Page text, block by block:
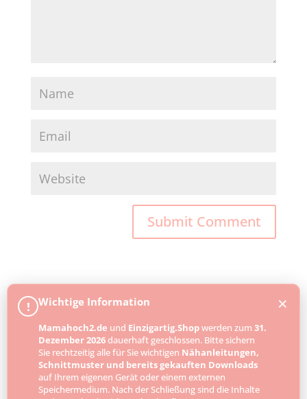
! Wichtige Information
Mamahoch2.de und Einzigartig.Shopwerden zum 31.
Dezember 2026dauerhaft geschlossen. Bitte sichern
Sie rechtzeitig alle für Sie wichtigen Nähanleitungen,
Schnittmuster und bereits gekauften Downloads
auf Ihrem eigenen Gerät oder einem externen
Speichermedium. Nach der Schließung sind die Inhalte
×